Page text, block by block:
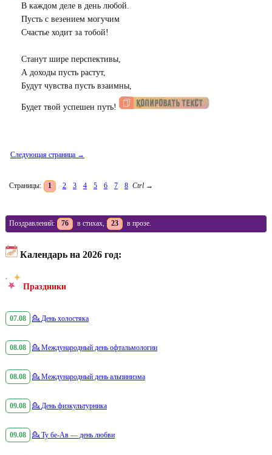
В каждом деле в день любой.
Пусть с везением могучим
Счастье ходит за тобой!
Станут шире перспективы,
А доходы пусть растут,
Будут чувства пусть взаимны,
Будет твой успешен путь!
Следующая страница →
Страницы: 1 2 3 4 5 6 7 8 Ctrl →
Поздравлений: 76 в стихах, 23 в прозе.
Календарь на 2026 год:
Праздники
07.08 💁 День холостяка
08.08 💁 Международный день офтальмологии
08.08 💁 Международный день альпинизма
09.08 💁 День физкультурника
09.08 💁 Ту бе-Ав — день любви